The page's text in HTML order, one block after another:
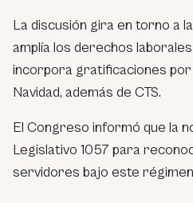
La discusión gira en torno a la
amplía los derechos
incorpora gratificaciones
Navidad, además de CTS.
El Congreso informó que la
Legislativo 1057 para
servidores bajo este